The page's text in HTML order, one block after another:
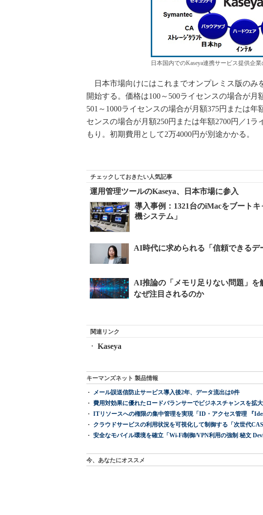
日本国内でのKaseya連携サービス提供企
日本市場向けにはこれまでオンプレミス版のみ
開始する。価格は100～500ライセンスの場合が月
501～1000ライセンスの場合が月額375円または年
センスの場合が月額250円または年額2700円／1
もり。初期費用として2万4000円が別途かかる。
チェックしておきたい人気記事
運用管理ツールのKaseya、日本市場に参入
導入事例：1321台のiMacをブート
機システム」
関連リンク
Kaseya
キーマンズネット 製品情報
メール誤送信防止サービス導入後2年、データ流出は0件
費用対効果に優れたロードバランサーでビジネスチャンスを拡大
ITリソースへの権限の集中管理を実現「ID・アクセス管理 『
クラウドサービスの利用状況を可視化して制御する「次世代
安全なモバイル環境を確立「Wi-Fi制御/VPN利用の強制 秘文
今、あなたにオススメ